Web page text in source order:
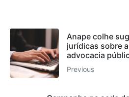
Anape colhe
jurídicas sobre
advocacia
Previous